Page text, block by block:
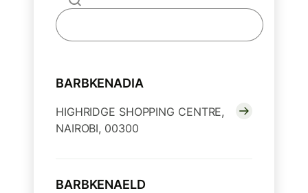
BARBKENADIA
HIGHRIDGE SHOPPING CENTRE,
NAIROBI, 00300
BARBKENAELD